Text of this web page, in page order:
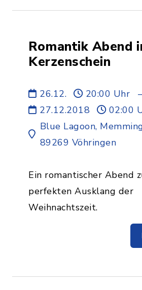
Romantik Abend
Kerzenschein
26.12. 20:00 Uhr
–
27.12.2018
02:00
Blue Lagoon,
89269 Vöhringen
Ein romantischer Abend
perfekten Ausklang der
Weihnachtszeit.